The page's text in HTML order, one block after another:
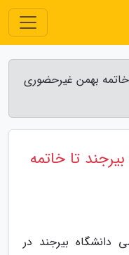
بهمن غیرحضوری
تا خاتمه
دانشگاه بیرجند در